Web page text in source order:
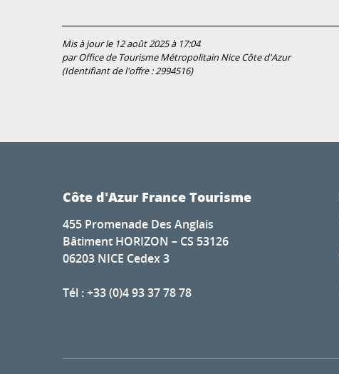
Mis à jour le 12 août 2025 à 17:04
par Office de Tourisme Métropolitain Nice Côte d'Azur
(Identifiant de l'offre :2994516)
Côte d'Azur France Tourisme
455 Promenade Des Anglais
Bâtiment HORIZON – CS 53126
06203 NICE Cedex 3
Tél : +33 (0)4 93 37 78 78